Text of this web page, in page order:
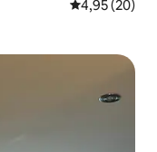
Μέση
4,95 (20)